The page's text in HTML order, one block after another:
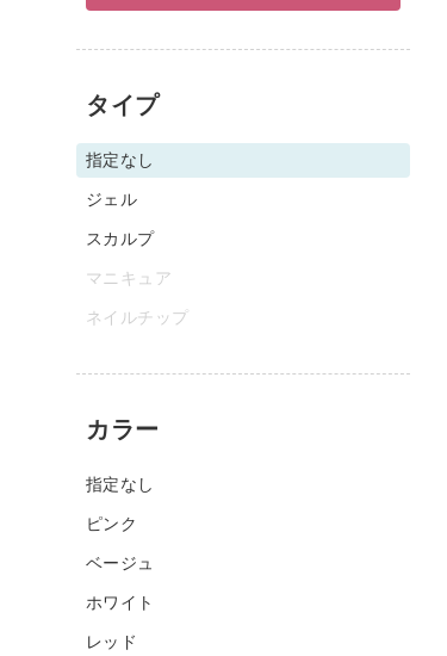
タイプ
指定なし
ジェル
スカルプ
マニキュア
ネイルチップ
カラー
指定なし
ピンク
ベージュ
ホワイト
レッド